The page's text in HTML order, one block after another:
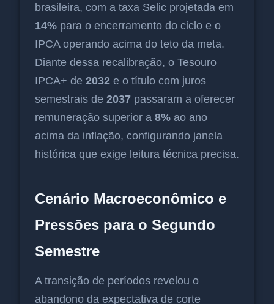
brasileira, com a taxa Selic projetada em
14% para o encerramento do ciclo e o
IPCA operando acima do teto da meta.
Diante dessa recalibração, o Tesouro
IPCA+ de 2032 e o título com juros
semestrais de 2037 passaram a oferecer
remuneração superior a 8% ao ano
acima da inflação, configurando janela
histórica que exige leitura técnica precisa.
Cenário Macroeconômico e
Pressões para o Segundo
Semestre
A transição de períodos revelou o
abandono da expectativa de corte